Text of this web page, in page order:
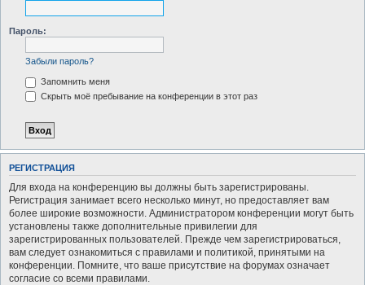
Пароль:
Забыли пароль?
Запомнить меня
Скрыть моё пребывание на конференции в этот раз
РЕГИСТРАЦИЯ
Для входа на конференцию вы должны быть зарегистрированы.
Регистрация занимает всего несколько минут, но предоставляет вам
более широкие возможности. Администратором конференции могут быть
установлены также дополнительные привилегии для
зарегистрированных пользователей. Прежде чем зарегистрироваться,
вам следует ознакомиться с правилами и политикой, принятыми на
конференции. Помните, что ваше присутствие на форумах означает
согласие со всеми правилами.